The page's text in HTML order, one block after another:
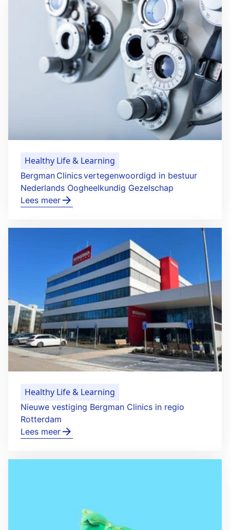
Healthy Life & Learning
Bergman Clinics vertegenwoordigd in bestuur
Nederlands Oogheelkundig Gezelschap
Lees meer
Healthy Life & Learning
Nieuwe vestiging Bergman Clinics in regio
Rotterdam
Lees meer